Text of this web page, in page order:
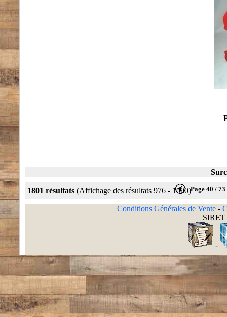
1801 résultats (Affichage des résultats 976 - 1000)Page 40 / 73
Conditions Générales de Vente-
SIRET
-